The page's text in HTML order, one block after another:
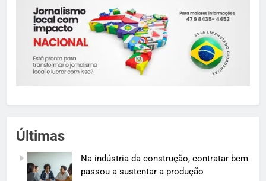
Últimas
Na indústria da construção, contratar bem
passou a sustentar a produção